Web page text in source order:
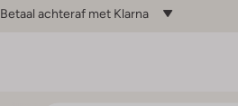
Betaal achteraf met Klarna